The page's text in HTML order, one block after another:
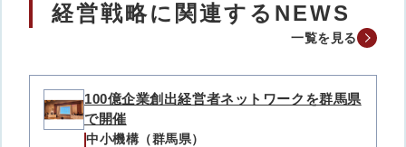
経営戦略に関連するNEWS
一覧を見る
100億企業創出経営者ネットワークを群馬県
で開催
中小機構（群馬県）